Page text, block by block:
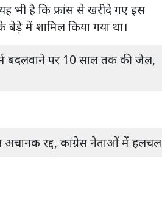
भी है कि फ्रांस से खरीदे गए इस
बेड़े में शामिल किया गया था।
बदलवाने पर 10 साल तक की जेल,
अचानक रद्द, कांग्रेस नेताओं में हलचल